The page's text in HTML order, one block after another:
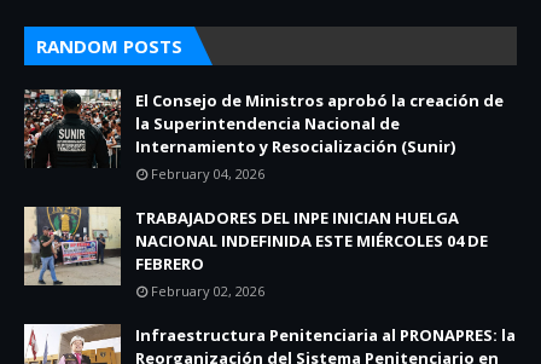
RANDOM POSTS
El Consejo de Ministros aprobó la creación de
la Superintendencia Nacional de
Internamiento y Resocialización (Sunir)
February 04, 2026
TRABAJADORES DEL INPE INICIAN HUELGA
NACIONAL INDEFINIDA ESTE MIÉRCOLES 04 DE
FEBRERO
February 02, 2026
Infraestructura Penitenciaria al PRONAPRES: la
Reorganización del Sistema Penitenciario en